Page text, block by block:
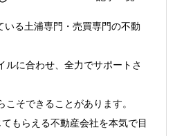
いる土浦専門・売買専門の不動
ルに合わせ、全力でサポートさ
そできることがあります。
もらえる不動産会社を本気で目